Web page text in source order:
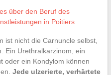
über den Beruf des
in Poitiers
ist nicht die Carnuncle selbst,
Ein Urethralkarzinom, ein
oder ein Kondylom können
Jede ulzerierte, verhärtete